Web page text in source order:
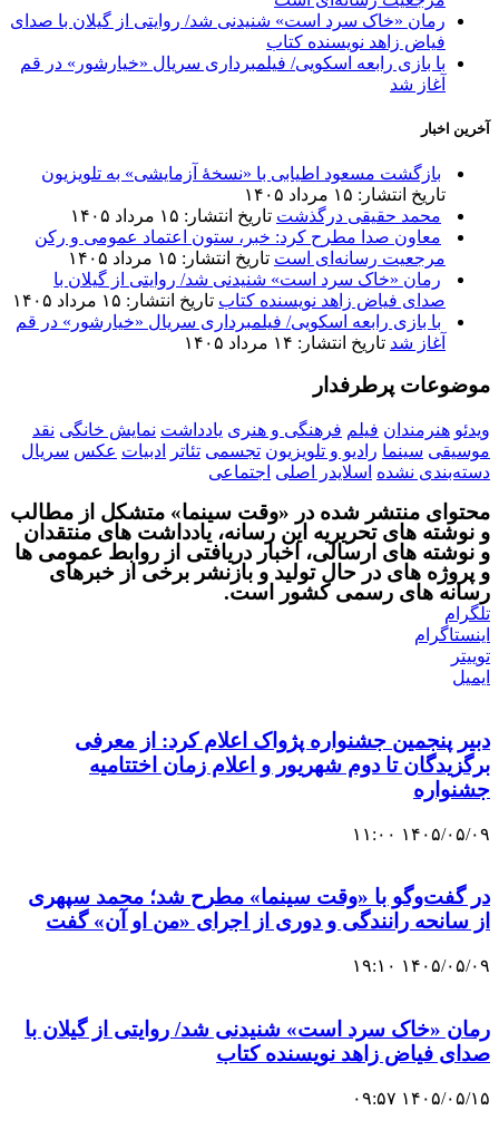
رمان «خاک سرد است» شنیدنی شد/ روایتی از گیلان با صدای
فیاض زاهد نویسنده کتاب
با بازی رابعه اسکویی/ فیلمبرداری سریال «خیارشور» در قم
آغاز شد
آخرین اخبار
بازگشت مسعود اطیابی با «نسخهٔ آزمایشی» به تلویزیون
تاریخ انتشار: ۱۵ مرداد ۱۴۰۵
محمد حقیقی درگذشت تاریخ انتشار: ۱۵ مرداد ۱۴۰۵
معاون صدا مطرح کرد: خبر، ستون اعتماد عمومی و رکن
مرجعیت رسانه‌ای است تاریخ انتشار: ۱۵ مرداد ۱۴۰۵
رمان «خاک سرد است» شنیدنی شد/ روایتی از گیلان با
صدای فیاض زاهد نویسنده کتاب تاریخ انتشار: ۱۵ مرداد ۱۴۰۵
با بازی رابعه اسکویی/ فیلمبرداری سریال «خیارشور» در قم
آغاز شد تاریخ انتشار: ۱۴ مرداد ۱۴۰۵
موضوعات پرطرفدار
ویدئو هنرمندان فیلم فرهنگی و هنری یادداشت نمایش خانگی نقد
موسیقی سینما رادیو و تلویزیون تجسمی تئاتر ادبیات عکس سریال
دسته‌بندی نشده اسلایدر اصلی اجتماعی
محتوای منتشر شده در «وقت سینما» متشکل از مطالب
و نوشته های تحریریه این رسانه، یادداشت های منتقدان
و نوشته های ارسالی، اخبار دریافتی از روابط عمومی ها
و پروژه های در حال تولید و بازنشر برخی از خبرهای
رسانه های رسمی کشور است.
تلگرام
اینستاگرام
توییتر
ایمیل
دبیر پنجمین جشنواره پژواک اعلام کرد: از معرفی
برگزیدگان تا دوم شهریور و اعلام زمان اختتامیه
جشنواره
۱۴۰۵/۰۵/۰۹ ۱۱:۰۰
در گفت‌وگو با «وقت سینما» مطرح شد؛ محمد سپهری
از سانحه رانندگی و دوری از اجرای «من او آن» گفت
۱۴۰۵/۰۵/۰۹ ۱۹:۱۰
رمان «خاک سرد است» شنیدنی شد/ روایتی از گیلان با
صدای فیاض زاهد نویسنده کتاب
۱۴۰۵/۰۵/۱۵ ۰۹:۵۷